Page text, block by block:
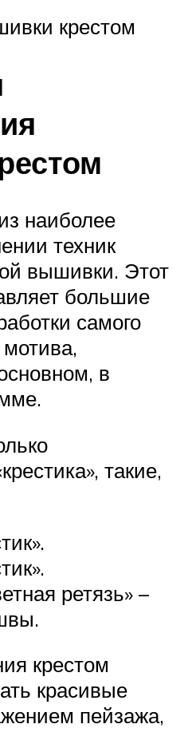
крестом
наиболее
техник
вышивки. Этот
большие
самого
в
такие,
ретязь» –
крестом
красивые
пейзажа,